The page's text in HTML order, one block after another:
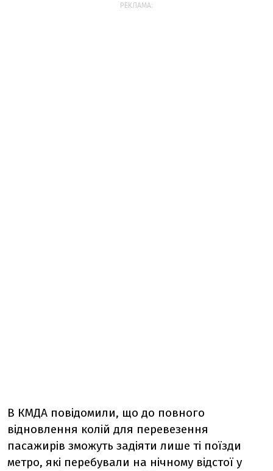
РЕКЛАМА:
В КМДА повідомили, що до повного
відновлення колій для перевезення
пасажирів зможуть задіяти лише ті поїзди
метро, які перебували на нічному відстої у